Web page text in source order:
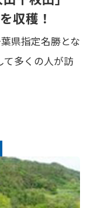
収穫！
県指定名勝とな
て多くの人が訪